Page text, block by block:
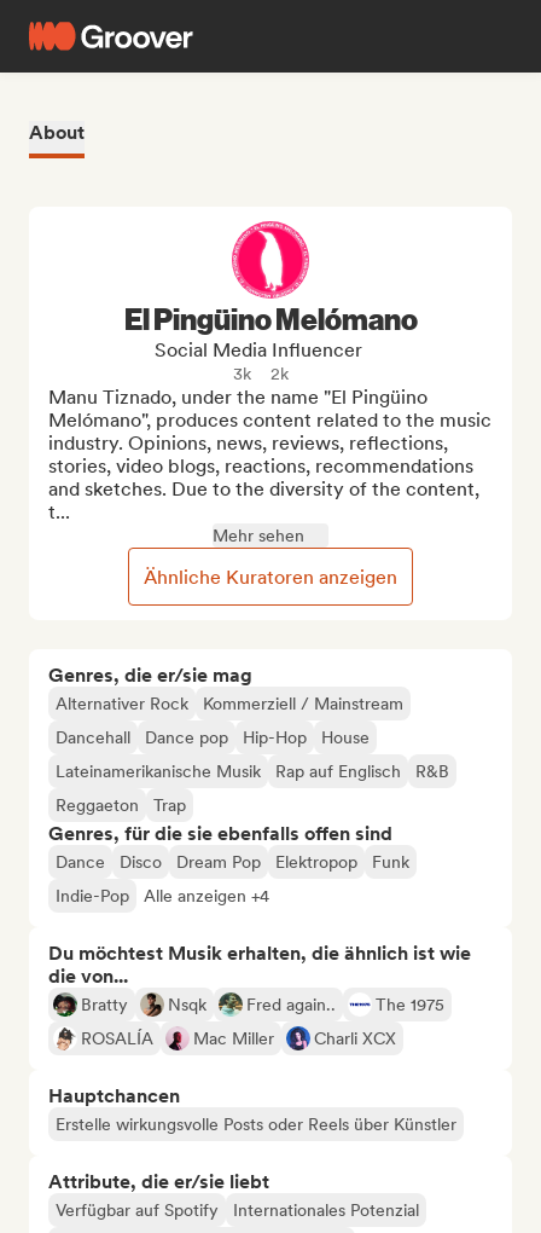
About
Genres, die er/sie mag
Alternativer Rock
Kommerziell / Mainstream
Dancehall
Dance pop Hip-Hop
House
Lateinamerikanische Musik
Rap auf Englisch
R&B
Reggaeton
Trap
Genres, für die sie ebenfalls offen sind
Dance Disco Dream Pop Elektropop
Funk
Indie-Pop
Alle anzeigen +4
Du möchtest Musik erhalten, die ähnlich ist wie
die von...
Bratty Nsqk Fred again..
The 1975
ROSALÍA
Mac Miller Charli XCX
Hauptchancen
Erstelle wirkungsvolle Posts oder Reels über Künstler
Attribute, die er/sie liebt
Verfügbar auf Spotify
Internationales Potenzial
El Pingüino Melómano
Social Media Influencer
3k 2k
Manu Tiznado, under the name "El Pingüino
Melómano", produces content related to the music
industry. Opinions, news, reviews, reflections,
stories, video blogs, reactions, recommendations
and sketches. Due to the diversity of the content,
t...
Mehr sehen
Ähnliche Kuratoren anzeigen